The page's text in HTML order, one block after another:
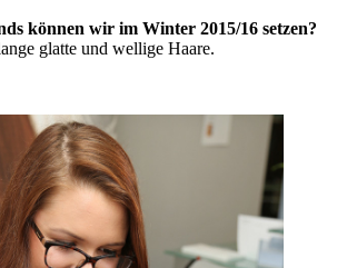
können wir im Winter 2015/16 setzen?
glatte und wellige Haare.